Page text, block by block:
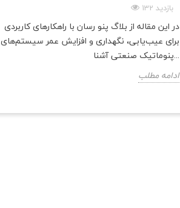
132 بازدید
در این مقاله از بلاگ پنو رسان با راهکارهای کاربردی
برای عیب‌یابی، نگهداری و افزایش عمر سیستم‌های
پنوماتیک صنعتی آشنا...
ادامه مطلب